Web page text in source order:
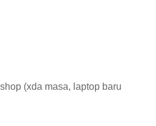
(xda masa, laptop baru